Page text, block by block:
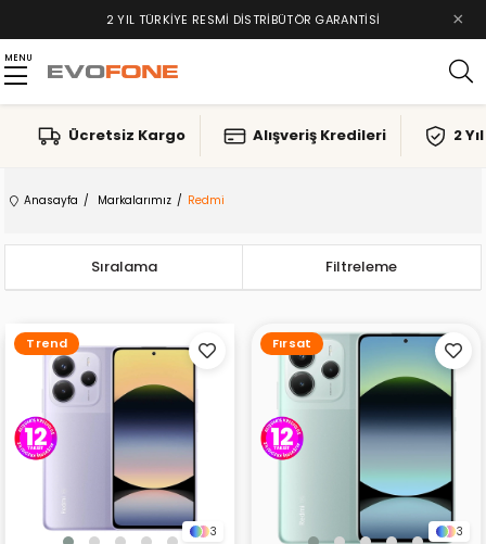
2 YIL TÜRKIYE RESMI DISTRIBÜTÖR GARANTISI ×
MENU
Ücretsiz Kargo Alışveriş Kredileri 2
Anasayfa Markalarımız Redmi
Filtreleme
Sıralama
3
Trend
3
Fırsat